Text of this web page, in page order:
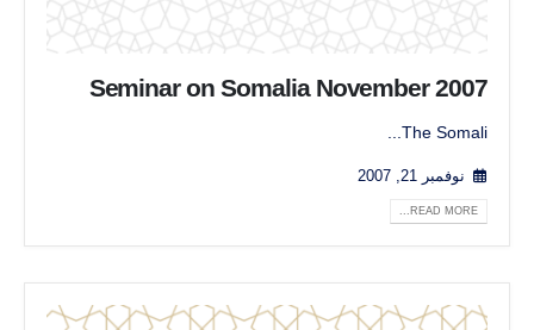
Seminar on Somalia November 2007
The Somali...
نوفمبر 21, 2007
READ MORE...